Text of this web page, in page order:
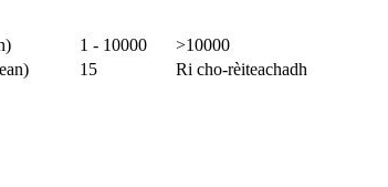
1 - 10000
>10000
15 Ri cho-rèiteachadh